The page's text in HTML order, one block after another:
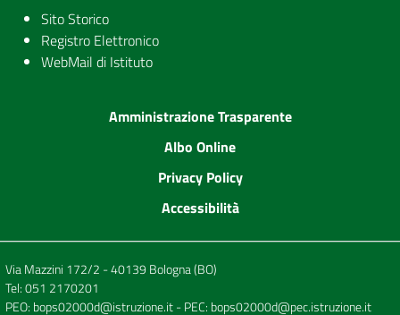
Sito Storico
Registro Elettronico
WebMail di Istituto
Amministrazione Trasparente
Albo Online
Privacy Policy
Accessibilità
Via Mazzini 172/2 - 40139 Bologna (BO)
Tel:051 2170201
PEO: bops02000d@istruzione.it- PEC: bops02000d@pec.istruzione.it